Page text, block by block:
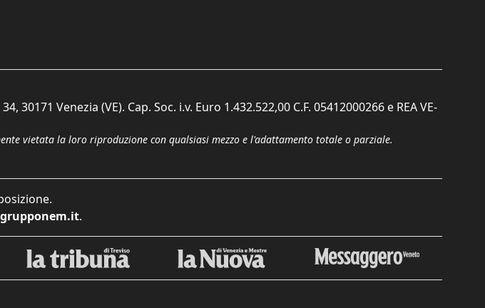
30171 Venezia (VE). Cap. Soc. i.v. Euro 1.432.522,00 C.F. 05412000266 e REA VE-
vietata la loro riproduzione con qualsiasi mezzo e l'adattamento totale o parziale.
.